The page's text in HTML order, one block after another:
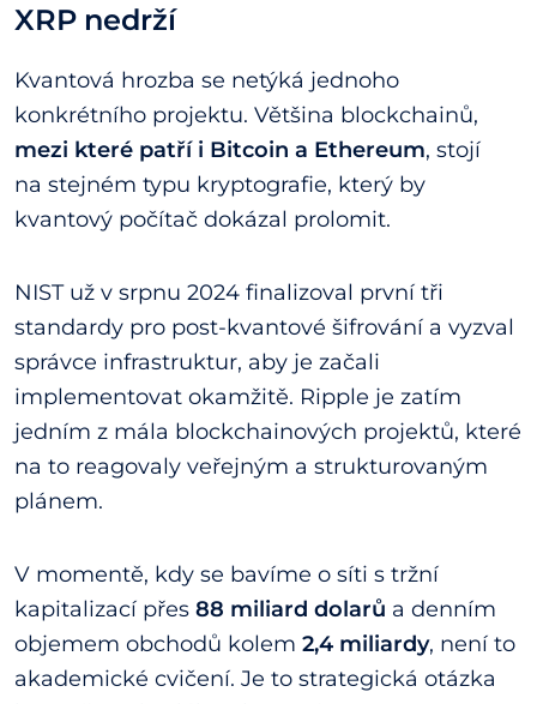
XRP nedrží
Kvantová hrozba se netýká jednoho
konkrétního projektu. Většina blockchainů,
mezi které patří i Bitcoin a Ethereum, stojí
na stejném typu kryptografie, který by
kvantový počítač dokázal prolomit.
NIST už v srpnu 2024 finalizoval první tři
standardy pro post-kvantové šifrování a vyzval
správce infrastruktur, aby je začali
implementovat okamžitě. Ripple je zatím
jedním z mála blockchainových projektů, které
na to reagovaly veřejným a strukturovaným
plánem.
V momentě, kdy se bavíme o síti s tržní
kapitalizací přes 88 miliard dolarů a denním
objemem obchodů kolem 2,4 miliardy, není to
akademické cvičení. Je to strategická otázka